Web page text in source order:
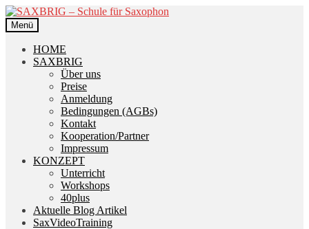
Zur
Navigation
springen
Zum
Inhalt
springen
Menü
HOME
SAXBRIG
Über uns
Preise
Anmeldung
Bedingungen (AGBs)
Kontakt
Kooperation/Partner
Impressum
KONZEPT
Unterricht
Workshops
40plus
Aktuelle Blog Artikel
SaxVideoTraining